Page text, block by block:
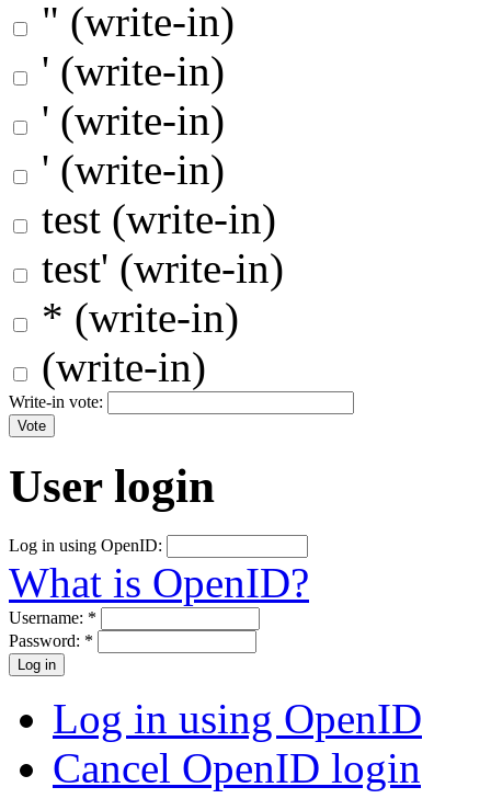
" (write-in)
' (write-in)
' (write-in)
' (write-in)
test (write-in)
test' (write-in)
* (write-in)
(write-in)
Write-in vote:
User login
Log in using OpenID:
What is OpenID?
Username: *
Password: *
Log in using OpenID
Cancel OpenID login